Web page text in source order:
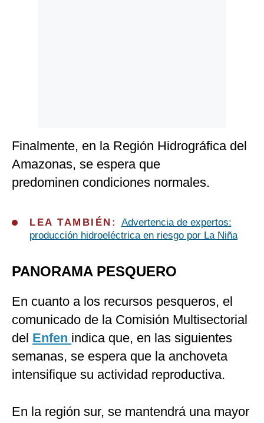
Finalmente, en la Región Hidrográfica del
Amazonas, se espera que
predominen condiciones normales.
LEA TAMBIÉN: Advertencia de expertos:
producción hidroeléctrica en riesgo por La Niña
PANORAMA PESQUERO
En cuanto a los recursos pesqueros, el
comunicado de la Comisión Multisectorial
del Enfen indica que, en las siguientes
semanas, se espera que la anchoveta
intensifique su actividad reproductiva.
En la región sur, se mantendrá una mayor